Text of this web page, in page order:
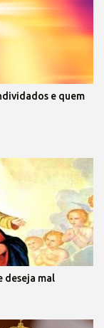
e quem
deseja mal